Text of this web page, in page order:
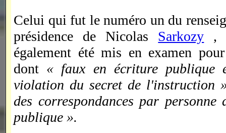
Celui qui fut le numéro un du
présidence de Nicolas Sarkozy ,
également été mis en examen
dont « faux en écriture publique
violation du secret de l'instruction
des correspondances par
publique ».